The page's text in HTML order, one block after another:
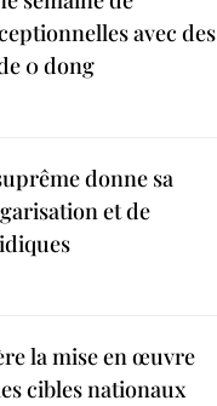
avec des
0 dong
donne sa
et de
la mise en œuvre
cibles nationaux